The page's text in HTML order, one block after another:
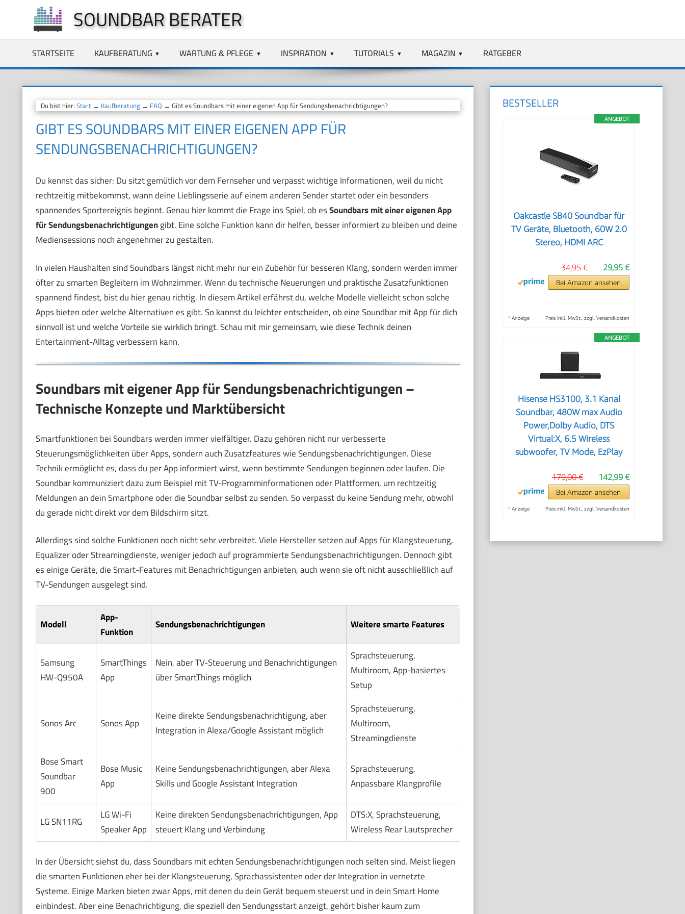
springen
SOUNDBAR BERATER
STARTSEITE KAUFBERATUNG WARTUNG & PFLEGE INSPIRATION TUTORIALS MAGAZIN RATGEBER
Du bist hier: Start→ Kaufberatung→ FAQ → Gibt es Soundbars mit einer eigenen App für Sendungsbenachrichtigungen?
GIBT ES SOUNDBARS MIT EINER EIGENEN APP FÜR
SENDUNGSBENACHRICHTIGUNGEN?
Du kennst das sicher: Du sitzt gemütlich vor dem Fernseher und verpasst wichtige Informationen, weil du nicht
rechtzeitig mitbekommst, wann deine Lieblingsserie auf einem anderen Sender startet oder ein besonders
spannendes Sportereignis beginnt. Genau hier kommt die Frage ins Spiel, ob esSoundbars mit einer eigenen App
für Sendungsbenachrichtigungengibt. Eine solche Funktion kann dir helfen, besser informiert zu bleiben und deine
Mediensessions noch angenehmer zu gestalten.
In vielen Haushalten sind Soundbars längst nicht mehr nur ein Zubehör für besseren Klang, sondern werden immer
öfter zu smarten Begleitern im Wohnzimmer. Wenn du technische Neuerungen und praktische Zusatzfunktionen
spannend findest, bist du hier genau richtig. In diesem Artikel erfährst du, welche Modelle vielleicht schon solche
Apps bieten oder welche Alternativen es gibt. So kannst du leichter entscheiden, ob eine Soundbar mit App für dich
sinnvoll ist und welche Vorteile sie wirklich bringt. Schau mit mir gemeinsam, wie diese Technik deinen
Entertainment-Alltag verbessern kann.
Soundbars mit eigener App für Sendungsbenachrichtigungen –
Technische Konzepte und Marktübersicht
Smartfunktionen bei Soundbars werden immer vielfältiger. Dazu gehören nicht nur verbesserte
Steuerungsmöglichkeiten über Apps, sondern auch Zusatzfeatures wie Sendungsbenachrichtigungen. Diese
Technik ermöglicht es, dass du per App informiert wirst, wenn bestimmte Sendungen beginnen oder laufen. Die
Soundbar kommuniziert dazu zum Beispiel mit TV-Programminformationen oder Plattformen, um rechtzeitig
Meldungen an dein Smartphone oder die Soundbar selbst zu senden. So verpasst du keine Sendung mehr, obwohl
du gerade nicht direkt vor dem Bildschirm sitzt.
Allerdings sind solche Funktionen noch nicht sehr verbreitet. Viele Hersteller setzen auf Apps für Klangsteuerung,
Equalizer oder Streamingdienste, weniger jedoch auf programmierte Sendungsbenachrichtigungen. Dennoch gibt
es einige Geräte, die Smart-Features mit Benachrichtigungen anbieten, auch wenn sie oft nicht ausschließlich auf
TV-Sendungen ausgelegt sind.
Modell
App-
Funktion
Sendungsbenachrichtigungen Weitere smarte Features
Samsung
HW-Q950A
SmartThings
App
Nein, aber TV-Steuerung und Benachrichtigungen
über SmartThings möglich
Sprachsteuerung,
Multiroom, App-basiertes
Setup
Sonos Arc Sonos App
Keine direkte Sendungsbenachrichtigung, aber
Integration in Alexa/Google Assistant möglich
Sprachsteuerung,
Multiroom,
Streamingdienste
Bose Smart
Soundbar
900
Bose Music
App
Keine Sendungsbenachrichtigungen, aber Alexa
Skills und Google Assistant Integration
Sprachsteuerung,
Anpassbare Klangprofile
LG SN11RG
LG Wi-Fi
Speaker App
Keine direkten Sendungsbenachrichtigungen, App
steuert Klang und Verbindung
DTS:X, Sprachsteuerung,
Wireless Rear Lautsprecher
In der Übersicht siehst du, dass Soundbars mit echten Sendungsbenachrichtigungen noch selten sind. Meist liegen
die smarten Funktionen eher bei der Klangsteuerung, Sprachassistenten oder der Integration in vernetzte
Systeme. Einige Marken bieten zwar Apps, mit denen du dein Gerät bequem steuerst und in dein Smart Home
einbindest. Aber eine Benachrichtigung, die speziell den Sendungsstart anzeigt, gehört bisher kaum zum
BESTSELLER
ANGEBOT
Oakcastle SB40 Soundbar für
TV Geräte, Bluetooth, 60W 2.0
Stereo, HDMI ARC
29,95 €
34,95 €
Bei Amazon ansehen
* Anzeige Preis inkl. MwSt., zzgl. Versandkosten
ANGEBOT
Hisense HS3100, 3.1 Kanal
Soundbar, 480W max Audio
Power,Dolby Audio, DTS
Virtual:X, 6.5 Wireless
subwoofer, TV Mode, EzPlay
142,99 €
179,00 €
Bei Amazon ansehen
* Anzeige Preis inkl. MwSt., zzgl. Versandkosten